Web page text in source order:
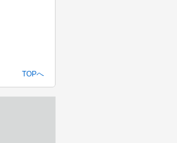
TOPへ